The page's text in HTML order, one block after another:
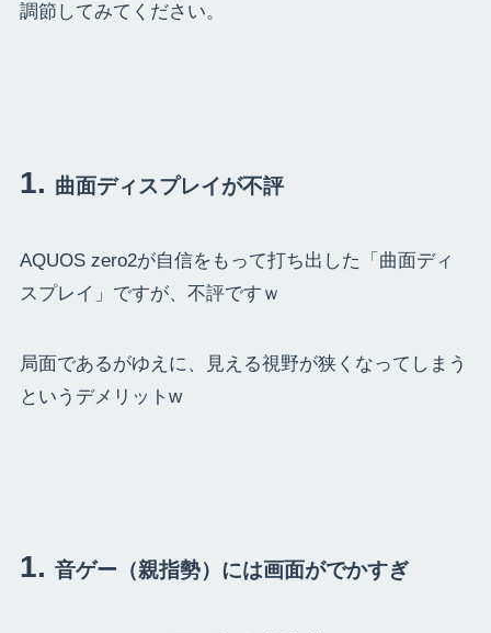
調節してみてください。
曲面ディスプレイが不評
AQUOS zero2が自信をもって打ち出した「曲面ディ
スプレイ」ですが、不評ですｗ
局面であるがゆえに、見える視野が狭くなってしまう
というデメリットw
音ゲー（親指勢）には画面がでかすぎ